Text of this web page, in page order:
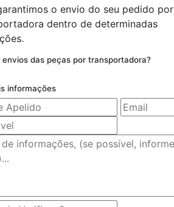
o envio do seu pedido por
dentro de determinadas
envios das peças por transportadora?
informações